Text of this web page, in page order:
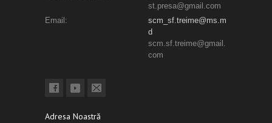
st.presa@gmail.com
Email:
scm_sf.treime@ms.m
d
scm.sf.treime@gmail.
com
Adresa Noastră